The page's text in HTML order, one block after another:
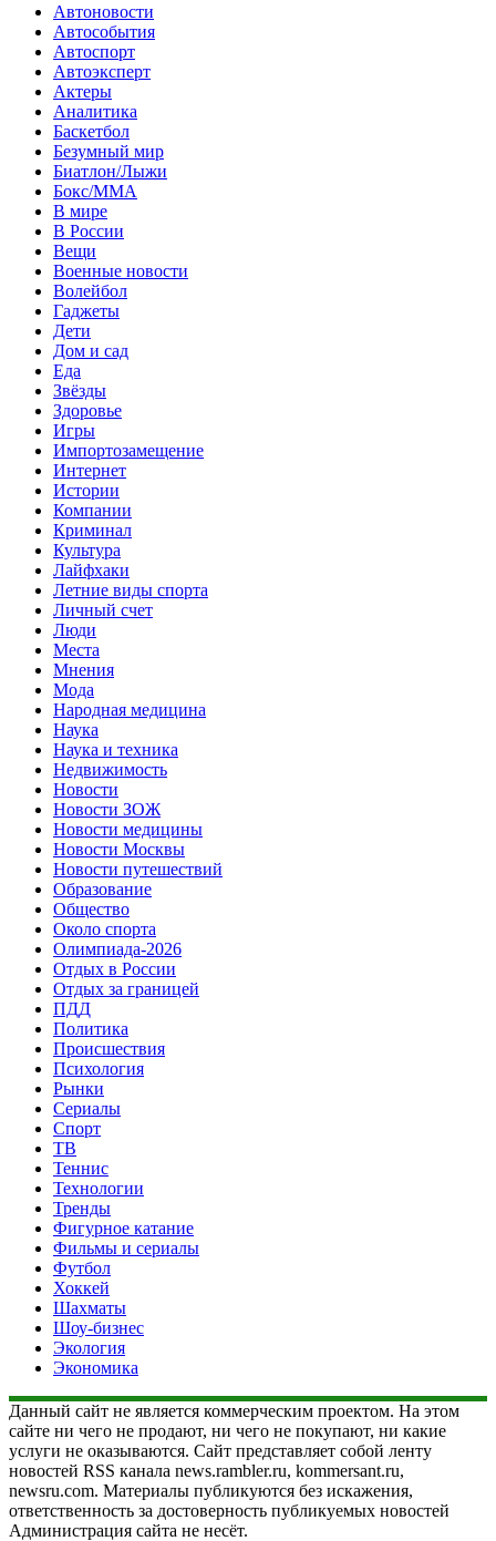
Автоновости
Автособытия
Автоспорт
Автоэксперт
Актеры
Аналитика
Баскетбол
Безумный мир
Биатлон/Лыжи
Бокс/MMA
В мире
В России
Вещи
Военные новости
Волейбол
Гаджеты
Дети
Дом и сад
Еда
Звёзды
Здоровье
Игры
Импортозамещение
Интернет
Истории
Компании
Криминал
Культура
Лайфхаки
Летние виды спорта
Личный счет
Люди
Места
Мнения
Мода
Народная медицина
Наука
Наука и техника
Недвижимость
Новости
Новости ЗОЖ
Новости медицины
Новости Москвы
Новости путешествий
Образование
Общество
Около спорта
Олимпиада-2026
Отдых в России
Отдых за границей
ПДД
Политика
Происшествия
Психология
Рынки
Сериалы
Спорт
ТВ
Теннис
Технологии
Тренды
Фигурное катание
Фильмы и сериалы
Футбол
Хоккей
Шахматы
Шоу-бизнес
Экология
Экономика
Данный сайт не является коммерческим проектом. На этом
сайте ни чего не продают, ни чего не покупают, ни какие
услуги не оказываются. Сайт представляет собой ленту
новостей RSS канала news.rambler.ru, kommersant.ru,
newsru.com. Материалы публикуются без искажения,
ответственность за достоверность публикуемых новостей
Администрация сайта не несёт.